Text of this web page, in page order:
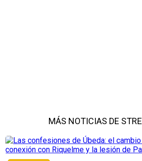
MÁS NOTICIAS DE